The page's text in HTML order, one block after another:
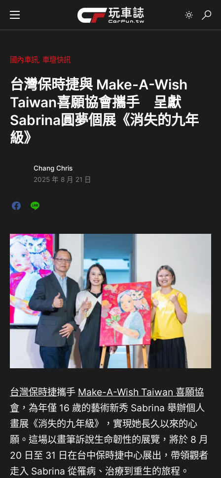
國內車訊 車壇快訊
台灣保時捷與 Make-A-Wish
Taiwan喜願協會攜手 呈獻
Sabrina圓夢個展《消失的九年
級》
Chang Chris
2025 年 8 月 21 日
台灣保時捷攜手 Make-A-Wish Taiwan 喜願協
會 ，為年僅 16 歲的藝術新秀 Sabrina 舉辦個人
畫展《消失的九年級》，實現她長久以來的心
願。這場以畫筆訴說生命韌性的展覽，將於 8 月
20 日至 31 日在台中保時捷中心展出，帶領觀者
走入 Sabrina 從罹病、治療到重生的旅程。